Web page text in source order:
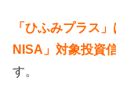
「ひふみプラス
NISA」対象投資
す。